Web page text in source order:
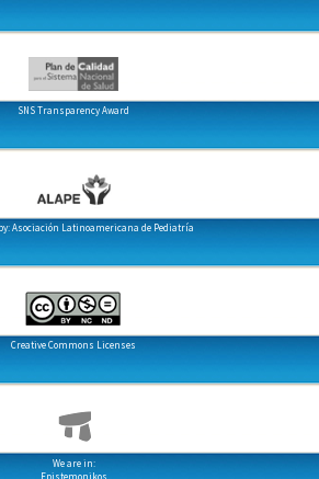
SNS Transparency Award
Asociación Latinoamericana de Pediatría
Creative Commons Licenses
We are in:
Epistemonikos